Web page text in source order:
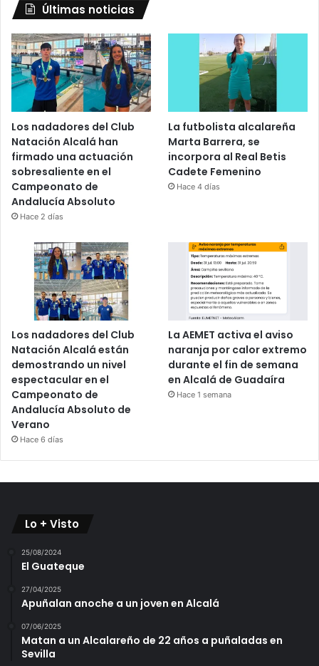
Últimas noticias
Los nadadores del Club
Natación Alcalá han
firmado una actuación
sobresaliente en el
Campeonato de
Andalucía Absoluto
Hace 2 días
La futbolista alcalareña
Marta Barrera, se
incorpora al Real Betis
Cadete Femenino
Hace 4 días
Los nadadores del Club
Natación Alcalá están
demostrando un nivel
espectacular en el
Campeonato de
Andalucía Absoluto de
Verano
Hace 6 días
La AEMET activa el aviso
naranja por calor extremo
durante el fin de semana
en Alcalá de Guadaíra
Hace 1 semana
Lo + Visto
25/08/2024
El Guateque
27/04/2025
Apuñalan anoche a un joven en Alcalá
07/06/2025
Matan a un Alcalareño de 22 años a puñaladas en
Sevilla